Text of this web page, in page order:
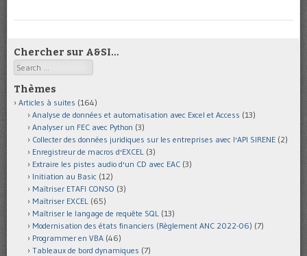
Chercher sur A&SI…
Search
Thèmes
Articles à suites (164)
Analyse de données et automatisation avec Excel et Access (13)
Analyser un FEC avec Python (3)
Collecter des données juridiques sur les entreprises avec l'API SIRENE (2)
Enregistreur de macros d'EXCEL (3)
Extraire les pistes audio d'un CD avec EAC (3)
Initiation au Basic (12)
Maîtriser ETAFI CONSO (3)
Maîtriser EXCEL (65)
Maîtriser le langage de requête SQL (13)
Modernisation des états financiers (Règlement ANC 2022-06) (7)
Programmer en VBA (46)
Tableaux de bord dynamiques (7)